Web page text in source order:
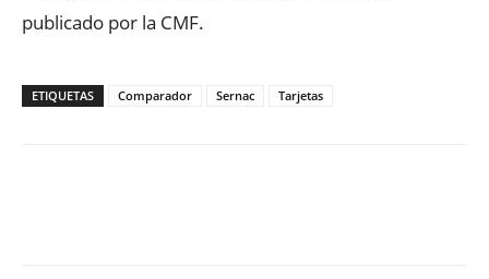
publicado por la CMF.
ETIQUETAS Comparador Sernac Tarjetas